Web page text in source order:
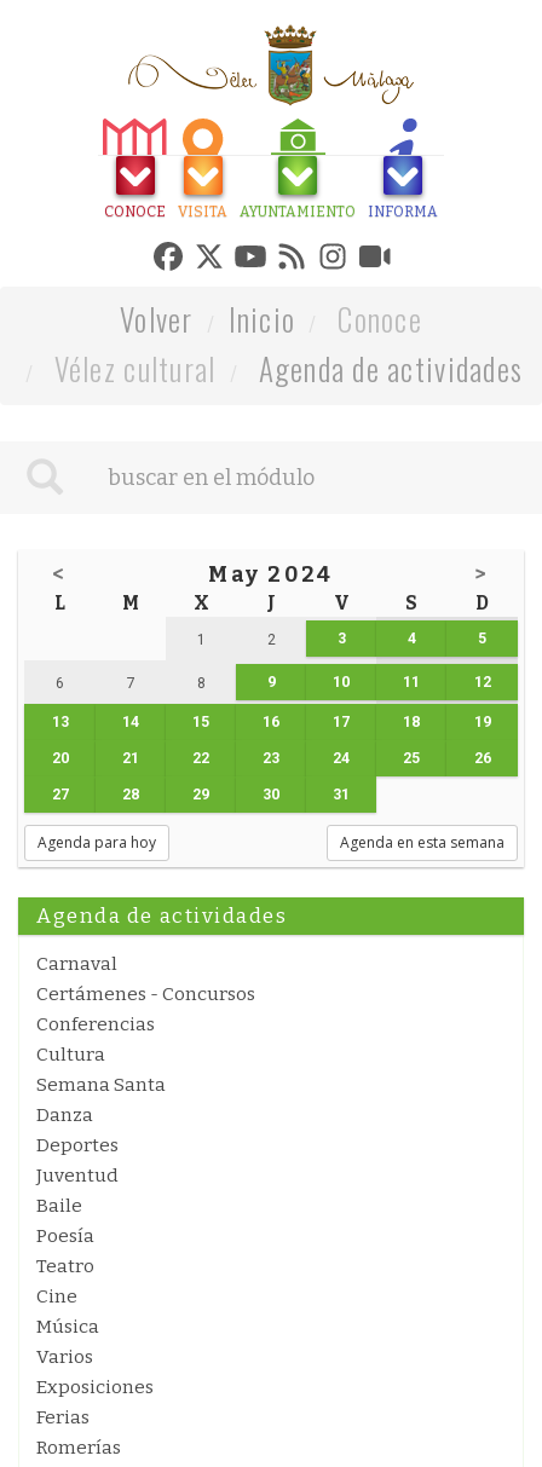
CONOCE VISITA AYUNTAMIENTO INFORMA
Volver Inicio
Conoce
Vélez cultural
Agenda de actividades
< May 2024 >
L M X J V S D
1 2 3 4 5
6 7 8 9 10 11 12
13 14 15 16 17 18 19
20 21 22 23 24 25 26
27 28 29 30 31
Agenda para hoy Agenda en esta semana
Agenda de actividades
Carnaval
Certámenes - Concursos
Conferencias
Cultura
Semana Santa
Danza
Deportes
Juventud
Baile
Poesía
Teatro
Cine
Música
Varios
Exposiciones
Ferias
Romerías